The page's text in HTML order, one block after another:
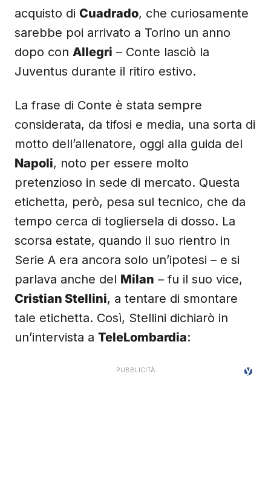
acquisto di Cuadrado, che curiosamente
sarebbe poi arrivato a Torino un anno
dopo con Allegri – Conte lasciò la
Juventus durante il ritiro estivo.
La frase di Conte è stata sempre
considerata, da tifosi e media, una sorta di
motto dell’allenatore, oggi alla guida del
Napoli, noto per essere molto
pretenzioso in sede di mercato. Questa
etichetta, però, pesa sul tecnico, che da
tempo cerca di togliersela di dosso. La
scorsa estate, quando il suo rientro in
Serie A era ancora solo un’ipotesi – e si
parlava anche del Milan – fu il suo vice,
Cristian Stellini, a tentare di smontare
tale etichetta. Così, Stellini dichiarò in
un’intervista a TeleLombardia: